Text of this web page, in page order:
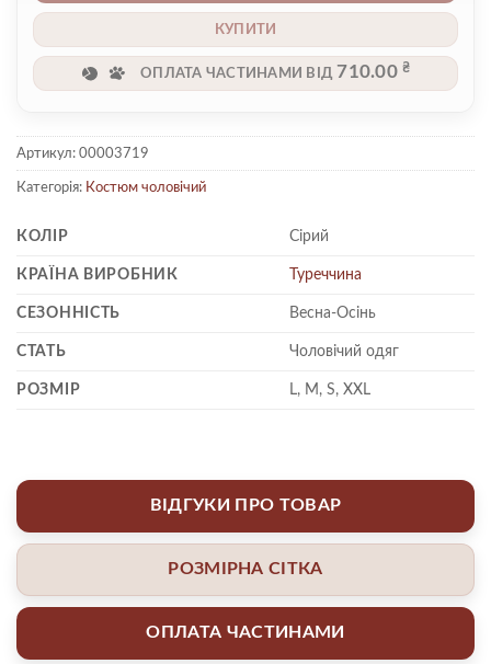
КУПИТИ
ОПЛАТА ЧАСТИНАМИ ВІД 710.00₴
Артикул: 00003719
Категорія: Костюм чоловічий
КОЛІР Сірий
КРАЇНА ВИРОБНИК Туреччина
СЕЗОННІСТЬ Весна-Осінь
СТАТЬ Чоловічий одяг
РОЗМІР L, M, S, XXL
ВІДГУКИ ПРО ТОВАР
РОЗМІРНА СІТКА
ОПЛАТА ЧАСТИНАМИ